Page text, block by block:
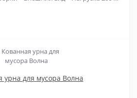
урна для мусора Волна